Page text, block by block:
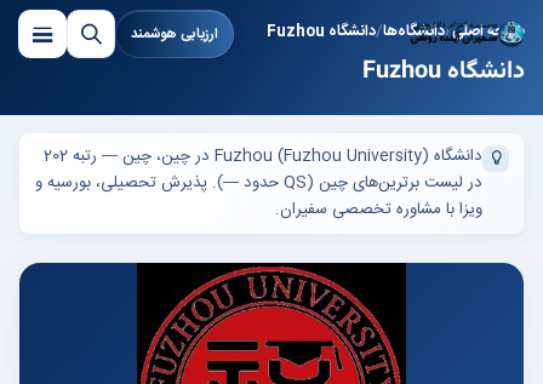
ارزیابی هوشمند صفحه اصلی دانشگاه‌ها دانشگاه Fuzhou
دانشگاه Fuzhou
دانشگاه Fuzhou (Fuzhou University) در چین، چین — رتبه 202
در لیست برترین‌های چین (QS حدود —). پذیرش تحصیلی، بورسیه و
ویزا با مشاوره تخصصی سفیران.